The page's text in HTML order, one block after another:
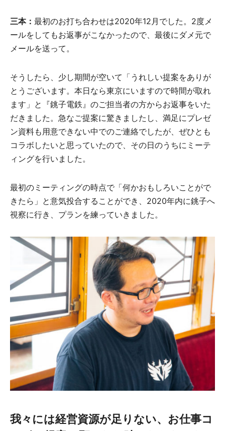
三本： 最初のお打ち合わせは2020年12月でした。2度メ
ールをしてもお返事がこなかったので、最後にダメ元で
メールを送って。
そうしたら、少し期間が空いて「うれしい提案をありが
とうございます。本日なら東京にいますので時間が取れ
ます」と『銚子電鉄』のご担当者の方からお返事をいた
だきました。急なご提案に驚きましたし、満足にプレゼ
ン資料も用意できない中でのご連絡でしたが、ぜひとも
コラボしたいと思っていたので、その日のうちにミーテ
ィングを行いました。
最初のミーティングの時点で「何かおもしろいことがで
きたら」と意気投合することができ、2020年内に銚子へ
視察に行き、プランを練っていきました。
我々には経営資源が足りない、お仕事コ